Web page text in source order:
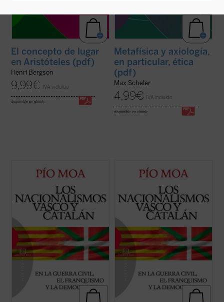
El concepto de lugar
en Aristóteles (pdf)
Henri Bergson
9,99€ IVA incluido
disponible en ebook:
Metafísica y axiología,
en particular, ética
(pdf)
Max Scheler
4,99€ IVA incluido
disponible en ebook:
Así como en los años 30 el reto principal
para España era la revolución, hoy ha
particularmente en Cataluña y
Vascongadas, en menor medida en otras
regiones. Se trata, en resumen, de si
España va a permanecer unida ...
Así como en los años 30 el reto principal
para España era la revolución, hoy ha
particularmente en Cataluña y
Vascongadas, en menor medida en otras
regiones. Se trata, en resumen, de si
España va a permanecer unida ...